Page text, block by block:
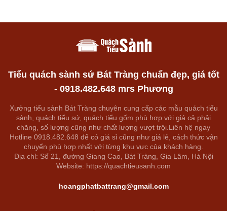
Tiểu quách sành sứ Bát Tràng chuẩn đẹp, giá tốt
- 0918.482.648 mrs Phương
Xưởng tiểu sành Bát Tràng chuyên cung cấp các mẫu quách tiểu
sành, quách tiểu sứ, quách tiểu gốm phù hợp với giá cả phải
chăng, số lượng cũng như chất lượng vượt trội.Liên hệ ngay
Hotline 0918.482.648 để có giá sỉ cũng như giá lẻ, cách thức vận
chuyển phù hợp nhất với từng khu vực của khách hàng.
Địa chỉ: Số 21, đường Giang Cao, Bát Tràng, Gia Lâm, Hà Nội
Website: https://quachtieusanh.com
hoangphatbattrang@gmail.com